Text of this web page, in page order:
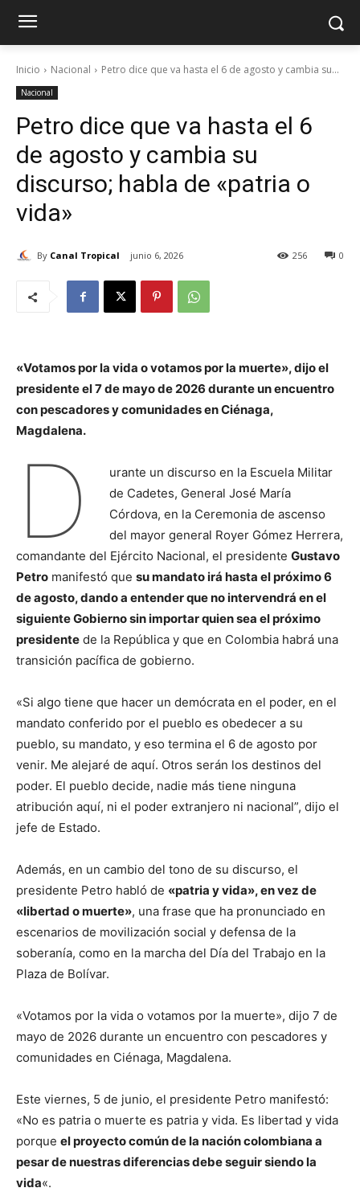
Inicio Nacional Petro dice que va hasta el 6 de agosto y cambia su...
Nacional
Petro dice que va hasta el 6
de agosto y cambia su
discurso; habla de «patria o
vida»
By Canal Tropical junio 6, 2026 0
256
«Votamos por la vida o votamos por la muerte», dijo el
presidente el 7 de mayo de 2026 durante un encuentro
con pescadores y comunidades en Ciénaga,
Magdalena.
D
urante un discurso en la Escuela Militar
de Cadetes, General José María
Córdova, en la Ceremonia de ascenso
del mayor general Royer Gómez Herrera,
comandante del Ejército Nacional, el presidente Gustavo
Petro manifestó que su mandato irá hasta el próximo 6
de agosto, dando a entender que no intervendrá en el
siguiente Gobierno sin importar quien sea el próximo
presidente de la República y que en Colombia habrá una
transición pacífica de gobierno.
«Si algo tiene que hacer un demócrata en el poder, en el
mandato conferido por el pueblo es obedecer a su
pueblo, su mandato, y eso termina el 6 de agosto por
venir. Me alejaré de aquí. Otros serán los destinos del
poder. El pueblo decide, nadie más tiene ninguna
atribución aquí, ni el poder extranjero ni nacional”, dijo el
jefe de Estado.
Además, en un cambio del tono de su discurso, el
presidente Petro habló de «patria y vida», en vez de
«libertad o muerte», una frase que ha pronunciado en
escenarios de movilización social y defensa de la
soberanía, como en la marcha del Día del Trabajo en la
Plaza de Bolívar.
«Votamos por la vida o votamos por la muerte», dijo 7 de
mayo de 2026 durante un encuentro con pescadores y
comunidades en Ciénaga, Magdalena.
Este viernes, 5 de junio, el presidente Petro manifestó:
«No es patria o muerte es patria y vida. Es libertad y vida
porque el proyecto común de la nación colombiana a
pesar de nuestras diferencias debe seguir siendo la
vida«.